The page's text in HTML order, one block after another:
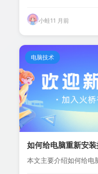
小蛙11 月前
电脑技术
如何给电脑重新安
本文主要介绍如何给电